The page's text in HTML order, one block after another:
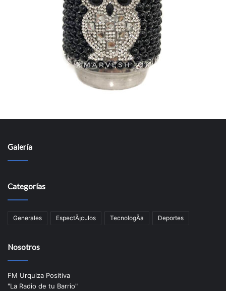
Galería
Categorías
Generales EspectÃ¡culos TecnologÃ­a Deportes
Nosotros
FM Urquiza Positiva
"La Radio de tu Barrio"